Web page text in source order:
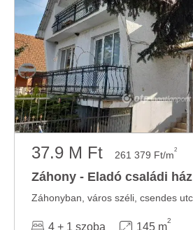
37.9 M Ft 261 379 Ft/m2
Záhony - Eladó családi ház
4 + 1 szoba 145 m
2